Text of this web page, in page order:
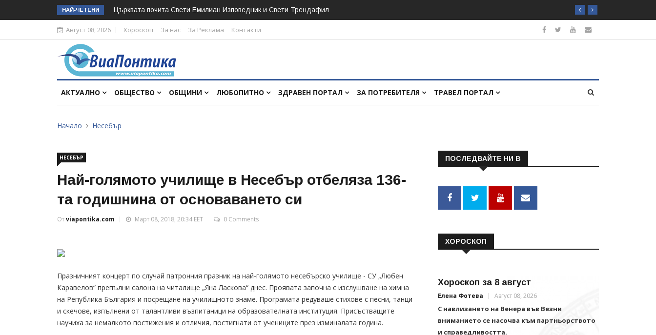
НАЙ-ЧЕТЕНИ Църквата почита Свeти Емилиан Изповедник и Свети Трендафил
Август 08, 2026 Хороскоп За нас За Реклама Контакти
АКТУАЛНО ОБЩЕСТВО ОБЩИНИ ЛЮБОПИТНО ЗДРАВЕН ПОРТАЛ ЗА ПОТРЕБИТЕЛЯ ТРАВЕЛ ПОРТАЛ
Начало Несебър
НЕСЕБЪР
Най-голямото училище в Несебър отбеляза 136-
та годишнина от основаването си
Отviapontika.com Март 08, 2018, 20:34 EET 0 Comments
Празничният концерт по случай патронния празник на най-голямото несебърско училище - СУ „Любен
Каравелов“ препълни салона на читалище „Яна Ласкова“ днес. Проявата започна с изслушване на химна
на Република България и посрещане на училищното знаме. Програмата редуваше стихове с песни, танци
и скечове, изпълнени от талантливи възпитаници на образователната институция. Присъстващите
научиха за немалкото постижения и отличия, постигнати от учениците през изминалата година.
ПОСЛЕДВАЙТЕ НИ В
ХОРОСКОП
Хороскоп за 8 август
Елена Фотева Август 08, 2026
С навлизането на Венера във Везни
вниманието се насочва към партньорството
и справедливостта.